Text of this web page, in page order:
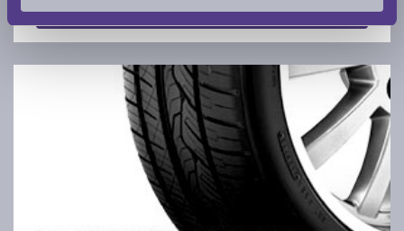
Покажи гуми